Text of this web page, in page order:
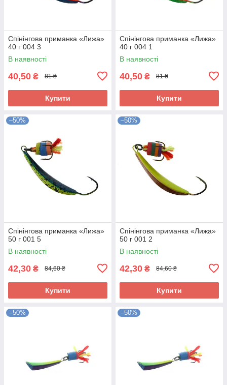
Спінінгова приманка «Лижа»
40 г 004 3
В наявності
40,50 ₴ 81 ₴
Купити
Спінінгова приманка «Лижа»
40 г 004 1
В наявності
40,50 ₴ 81 ₴
Купити
–50%
Спінінгова приманка «Лижа»
50 г 001 5
В наявності
42,30 ₴ 84,60 ₴
Купити
–50%
Спінінгова приманка «Лижа»
50 г 001 2
В наявності
42,30 ₴ 84,60 ₴
Купити
–50% –50%